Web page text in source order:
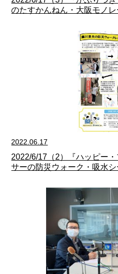
のたすかんねん・大阪モノ
2022.06.17
2022/6/17（2）『ハッピー
サーの防災ウォーク・吸水シ